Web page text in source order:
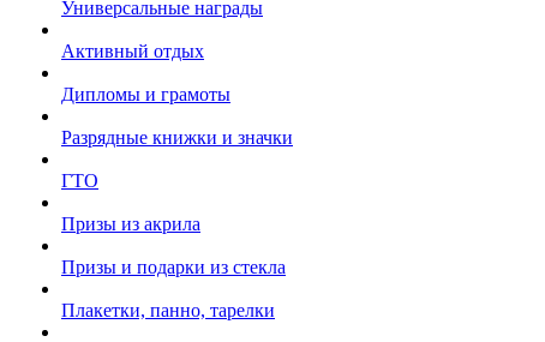
Универсальные награды
Активный отдых
Дипломы и грамоты
Разрядные книжки и значки
ГТО
Призы из акрила
Призы и подарки из стекла
Плакетки, панно, тарелки